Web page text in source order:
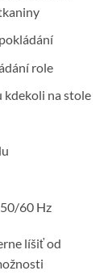
role
kdekoli na stole
60 Hz
líšiť od